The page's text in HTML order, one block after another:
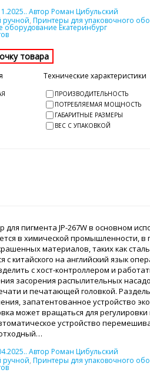
.. Автор Роман Цибульский
ручной, Принтеры для упаковочного
оборудование Екатеринбург
Технические характеристики
ПРОИЗВОДИТЕЛЬНОСТЬ
ПОТРЕБЛЯЕМАЯ МОЩНОСТЬ
ГАБАРИТНЫЕ РАЗМЕРЫ
ВЕС С УПАКОВКОЙ
пигмента JP-267W в основном
в химической промышленности,
материалов, таких как
китайского на английский язык
с хост-контроллером и
засорения распылительных
и печатающей головкой.
запатентованное устройство
может вращаться для
устройство
.. Автор Роман Цибульский
ручной, Принтеры для упаковочного